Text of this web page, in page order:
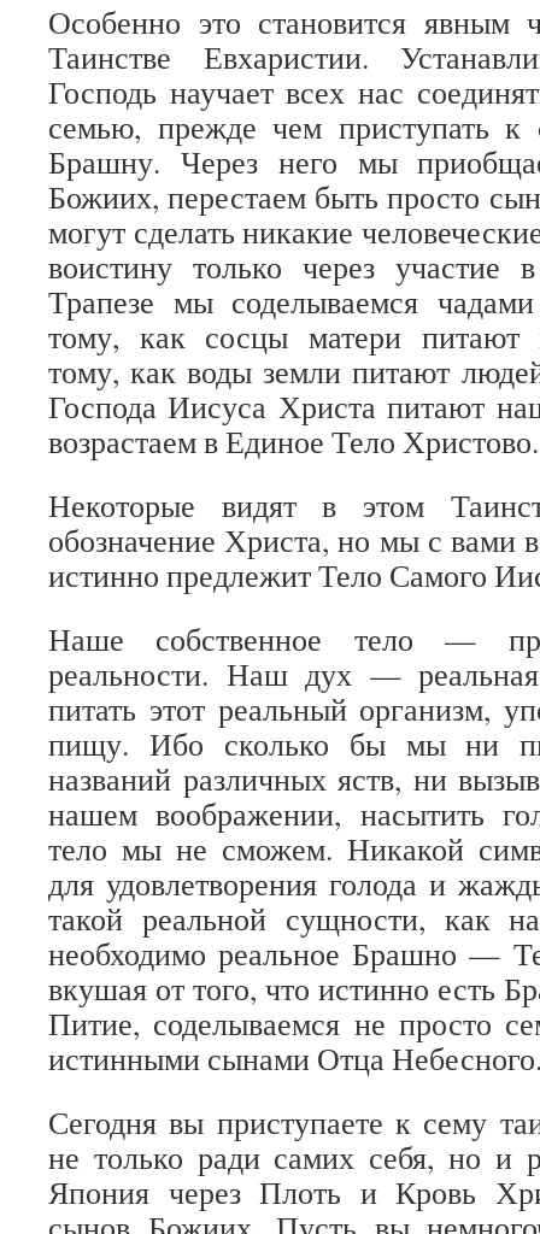
Особенно это становится явным
Таинстве Евхаристии.
Господь научает всех нас
семью, прежде чем приступать к
Брашну. Через него мы
Божиих, перестаем быть просто
могут сделать никакие
воистину только через участие
Трапезе мы соделываемся
тому, как сосцы матери питают
тому, как воды земли питают
Господа Иисуса Христа питают
возрастаем в Единое Тело Христово.
Некоторые видят в этом
обозначение Христа, но мы с вами
истинно предлежит Тело Самого
Наше собственное тело —
реальности. Наш дух —
питать этот реальный организм,
пищу. Ибо сколько бы мы ни
названий различных яств, ни
нашем воображении, насытить
тело мы не сможем. Никакой
для удовлетворения голода и
такой реальной сущности, как
необходимо реальное Брашно —
вкушая от того, что истинно есть
Питие, соделываемся не просто
истинными сынами Отца
Сегодня вы приступаете к сему
не только ради самих себя, но и
Япония через Плоть и Кровь